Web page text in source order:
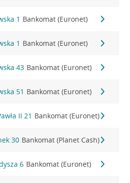
1 Bankomat (Euronet)
1 Bankomat (Euronet)
43 Bankomat (Euronet)
51 Bankomat (Euronet)
II 21 Bankomat (Euronet)
30 Bankomat (Planet Cash)
6 Bankomat (Euronet)